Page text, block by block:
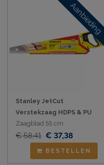
Aanbieding
Stanley JetCut
Verstekzaag HDPS & PU
Zaagblad 55 cm
€ 58,41 € 37,38
BESTELLEN